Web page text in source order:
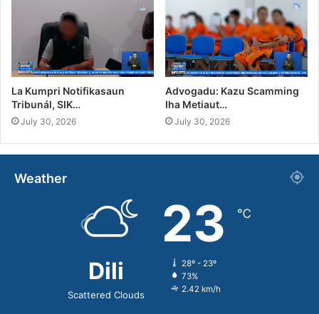
La Kumpri Notifikasaun
Tribunál, SIK…
July 30, 2026
Advogadu: Kazu Scamming
Iha Metiaut…
July 30, 2026
Weather
Dili
Scattered Clouds
23 ℃
28º - 23º
73%
2.42 km/h